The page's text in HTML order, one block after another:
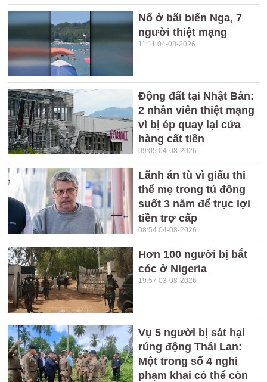
Nổ ở bãi biển Nga, 7
người thiệt mạng
11:11 04-08-2026
Động đất tại Nhật Bản:
2 nhân viên thiệt mạng
vì bị ép quay lại cửa
hàng cất tiền
09:05 04-08-2026
Lãnh án tù vì giấu thi
thể mẹ trong tủ đông
suốt 3 năm để trục lợi
tiền trợ cấp
08:54 04-08-2026
Hơn 100 người bị bắt
cóc ở Nigeria
19:57 03-08-2026
Vụ 5 người bị sát hại
rúng động Thái Lan:
Một trong số 4 nghi
phạm khai có thể còn